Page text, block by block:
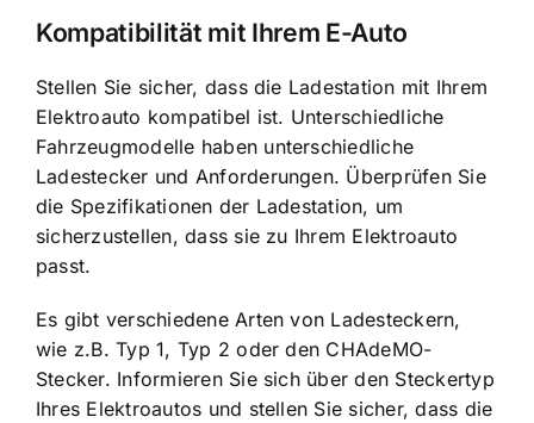
Kompatibilität mit Ihrem E-Auto
Stellen Sie sicher, dass die Ladestation mit Ihrem
Elektroauto kompatibel ist. Unterschiedliche
Fahrzeugmodelle haben unterschiedliche
Ladestecker und Anforderungen. Überprüfen Sie
die Spezifikationen der Ladestation, um
sicherzustellen, dass sie zu Ihrem Elektroauto
passt.
Es gibt verschiedene Arten von Ladesteckern,
wie z.B. Typ 1, Typ 2 oder den CHAdeMO-
Stecker. Informieren Sie sich über den Steckertyp
Ihres Elektroautos und stellen Sie sicher, dass die